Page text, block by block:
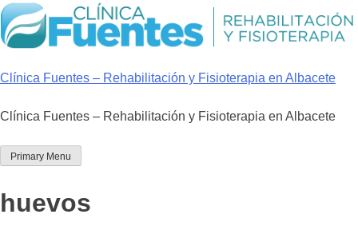
Skip
to
content
Clínica Fuentes – Rehabilitación y Fisioterapia en Albacete
Clínica Fuentes – Rehabilitación y Fisioterapia en Albacete
Primary Menu
huevos